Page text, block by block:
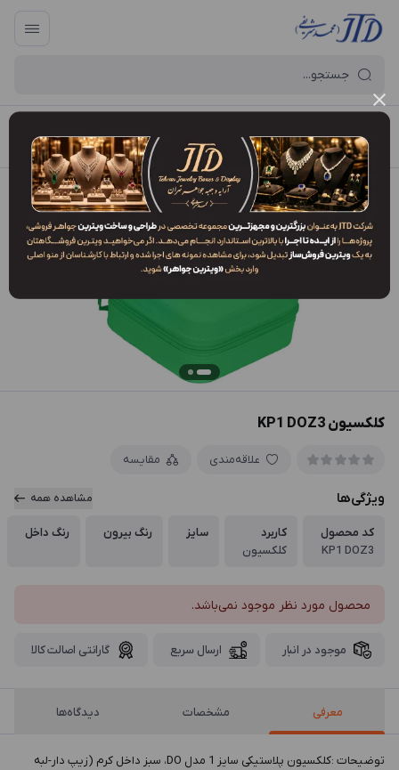
آرایه و جعبه جواهر تهران / فهرست محصولات / کلکسیون KP1 DOZ3
کلکسیون KP1 DOZ3
علاقه‌مندی مقایسه
ویژگی‌ها مشاهده همه
کد محصول
KP1 DOZ3
کاربرد
کلکسیون
سایز رنگ بیرون رنگ داخل
محصول مورد نظر موجود نمی‌باشد.
موجود در انبار ارسال سریع گارانتی اصالت کالا
معرفی مشخصات دیدگاه‌ها
توضيحات :کلکسیون پلاستیکی سایز 1 مدل DO، سبز داخل کرم (زیپ دار-لبه